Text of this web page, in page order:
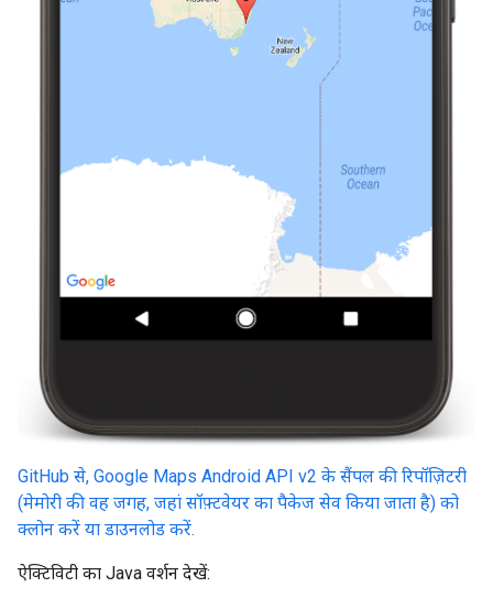
GitHub से, Google Maps Android API v2 के सैंपल की रिपॉज़िटरी
(मेमोरी की वह जगह, जहां सॉफ़्टवेयर का पैकेज सेव किया जाता है) को
क्लोन करें या डाउनलोड करें.
ऐक्टिविटी का Java वर्शन देखें: